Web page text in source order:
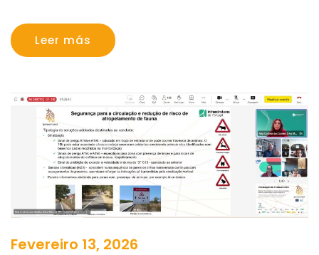
Leer más
Fevereiro 13, 2026